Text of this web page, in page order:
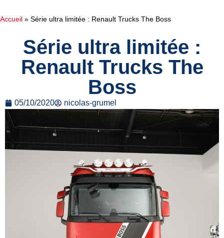
Accueil » Série ultra limitée : Renault Trucks The Boss
Série ultra limitée :
Renault Trucks The
Boss
05/10/2020 nicolas-grumel